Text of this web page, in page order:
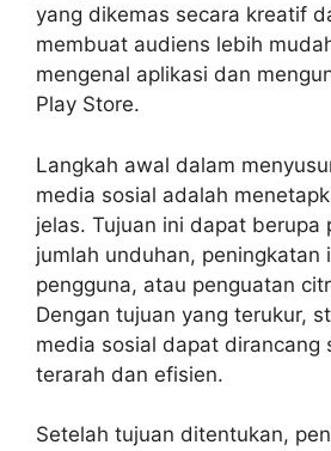
yang dikemas secara kreatif
membuat audiens lebih
mengenal aplikasi dan
Play Store.
Langkah awal dalam
media sosial adalah
jelas. Tujuan ini dapat berupa
jumlah unduhan, peningkatan
pengguna, atau penguatan
Dengan tujuan yang terukur,
media sosial dapat dirancang
terarah dan efisien.
Setelah tujuan ditentukan,